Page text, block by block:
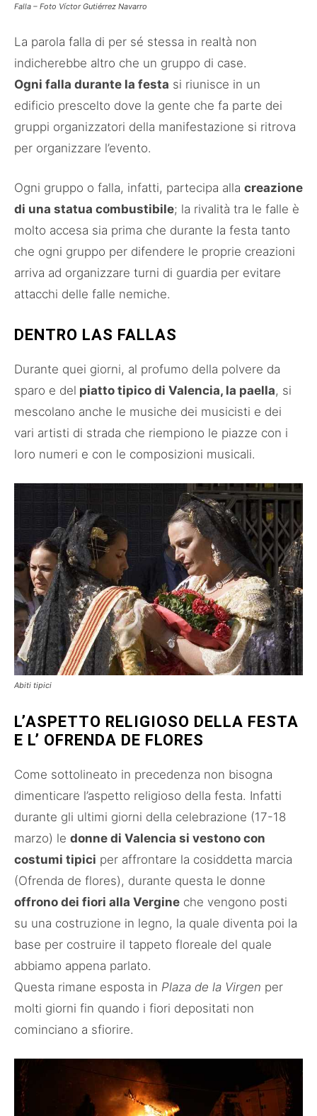
Falla – Foto Víctor Gutiérrez Navarro
La parola falla di per sé stessa in realtà non
indicherebbe altro che un gruppo di case.
Ogni falla durante la festa si riunisce in un
edificio prescelto dove la gente che fa parte dei
gruppi organizzatori della manifestazione si ritrova
per organizzare l’evento.
Ogni gruppo o falla, infatti, partecipa alla creazione
di una statua combustibile; la rivalità tra le falle è
molto accesa sia prima che durante la festa tanto
che ogni gruppo per difendere le proprie creazioni
arriva ad organizzare turni di guardia per evitare
attacchi delle falle nemiche.
DENTRO LAS FALLAS
Durante quei giorni, al profumo della polvere da
sparo e del piatto tipico di Valencia, la paella, si
mescolano anche le musiche dei musicisti e dei
vari artisti di strada che riempiono le piazze con i
loro numeri e con le composizioni musicali.
Abiti tipici
L’ASPETTO RELIGIOSO DELLA FESTA
E L’ OFRENDA DE FLORES
Come sottolineato in precedenza non bisogna
dimenticare l’aspetto religioso della festa. Infatti
durante gli ultimi giorni della celebrazione (17-18
marzo) le donne di Valencia si vestono con
costumi tipici per affrontare la cosiddetta marcia
(Ofrenda de flores), durante questa le donne
offrono dei fiori alla Vergine che vengono posti
su una costruzione in legno, la quale diventa poi la
base per costruire il tappeto floreale del quale
abbiamo appena parlato.
Questa rimane esposta in Plaza de la Virgen per
molti giorni fin quando i fiori depositati non
cominciano a sfiorire.